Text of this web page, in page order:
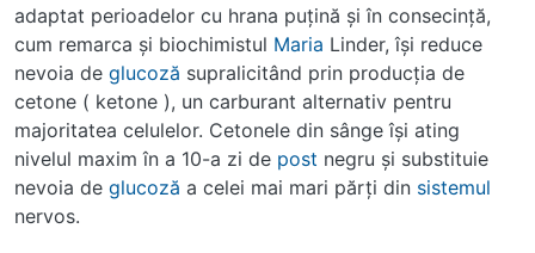
adaptat perioadelor cu hrana puţină şi în consecinţă,
cum remarca şi biochimistul Maria Linder, îşi reduce
nevoia de glucoză supralicitând prin producţia de
cetone ( ketone ), un carburant alternativ pentru
majoritatea celulelor. Cetonele din sânge îşi ating
nivelul maxim în a 10-a zi de post negru şi substituie
nevoia de glucoză a celei mai mari părţi din sistemul
nervos.